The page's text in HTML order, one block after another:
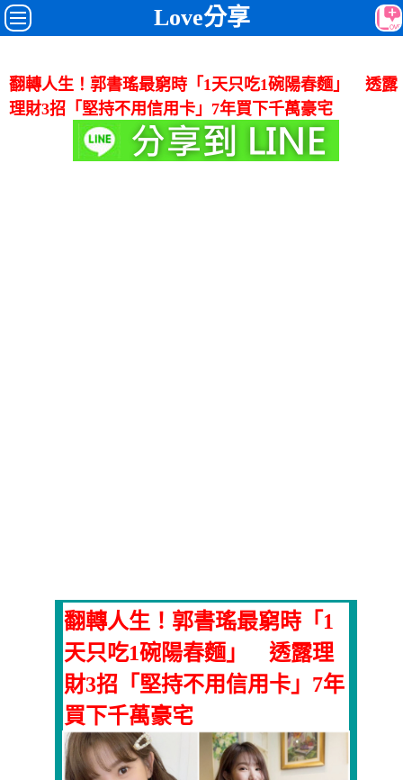
Love分享
翻轉人生！郭書瑤最窮時「1天只吃1碗陽春麵」 透露
理財3招「堅持不用信用卡」7年買下千萬豪宅
翻轉人生！郭書瑤最窮時「1
天只吃1碗陽春麵」 透露理
財3招「堅持不用信用卡」7年
買下千萬豪宅